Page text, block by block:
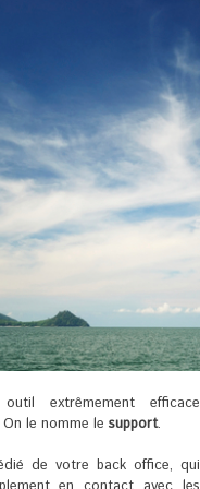
extrêmement efficace
le nomme le support.
de votre back office, qui